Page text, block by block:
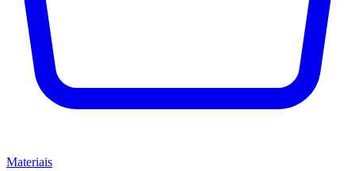
Materiais